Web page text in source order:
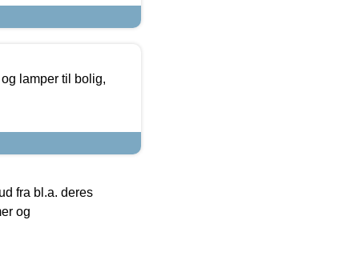
lamper til bolig,
fra bl.a. deres
og